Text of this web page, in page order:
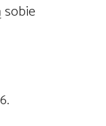
sobie